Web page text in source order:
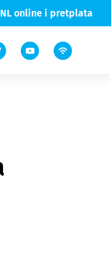
NL online i pretplata